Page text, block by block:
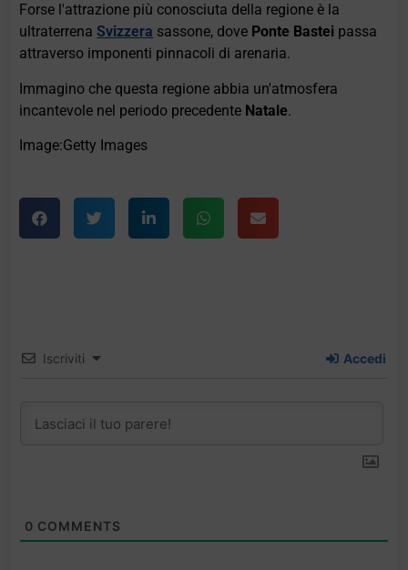
Forse l'attrazione più conosciuta della regione è la
ultraterrenaSvizzera sassone, dove Ponte Bastei passa
attraverso imponenti pinnacoli di arenaria.
Immagino che questa regione abbia un'atmosfera
incantevole nel periodo precedente Natale.
Image:Getty Images
Iscriviti Accedi
0 COMMENTS